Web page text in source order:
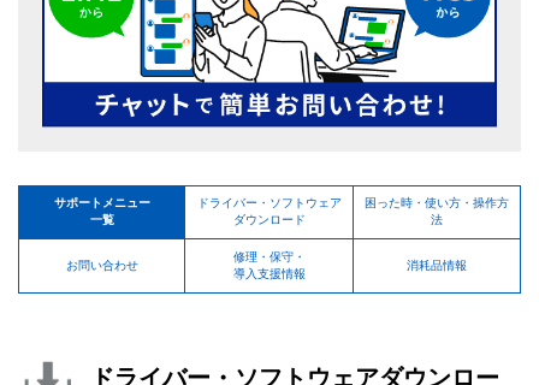
サポートメニュー
一覧
ドライバー・ソフトウェア
ダウンロード
困った時・使い方・操作方
法
お問い合わせ
修理・保守・
導入支援情報
消耗品情報
ドライバー・ソフトウェアダウンロー